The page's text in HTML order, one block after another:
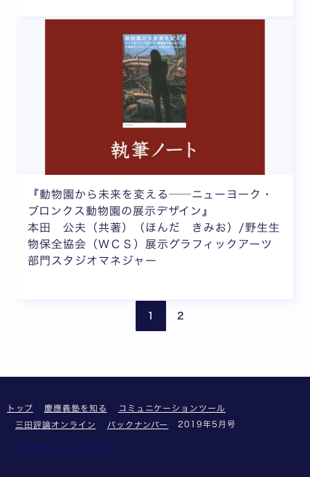
『動物園から未来を変える──ニューヨーク・
ブロンクス動物園の展示デザイン』
本田 公夫（共著）（ほんだ きみお）/野生生
物保全協会（ＷＣＳ）展示グラフィックアーツ
部門スタジオマネジャー
1 2
トップ 慶應義塾を知る
コミュニケーションツール
三田評論オンライン
バックナンバー 2019年5月号
このサイトについて